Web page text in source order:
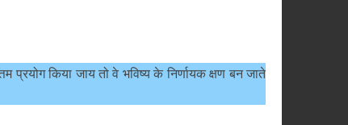
प्रयोग किया जाय तो वे भविष्य के निर्णायक क्षण बन जाते